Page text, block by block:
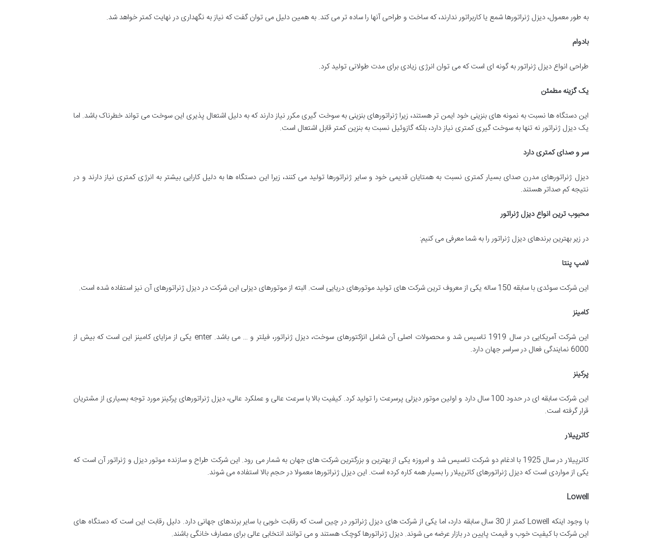
به طور معمول، دیزل ژنراتورها شمع یا کاربراتور ندارند، که ساخت و طراحی آنها را ساده تر می کند. به همین دلیل می توان گفت که نیاز به نگهداری در نهایت کمتر خواهد شد.
بادوام
طراحی انواع دیزل ژنراتور به گونه ای است که می توان انرژی زیادی برای مدت طولانی تولید کرد.
یک گزینه مطمئن
این دستگاه ها نسبت به نمونه های بنزینی خود ایمن تر هستند، زیرا ژنراتورهای بنزینی به سوخت گیری مکرر نیاز دارند که به دلیل اشتعال پذیری این سوخت می تواند خطرناک باشد. اما
یک دیزل ژنراتور نه تنها به سوخت گیری کمتری نیاز دارد، بلکه گازوئیل نسبت به بنزین کمتر قابل اشتعال است.
سر و صدای کمتری دارد
دیزل ژنراتورهای مدرن صدای بسیار کمتری نسبت به همتایان قدیمی خود و سایر ژنراتورها تولید می کنند، زیرا این دستگاه ها به دلیل کارایی بیشتر به انرژی کمتری نیاز دارند و در
نتیجه کم صداتر هستند.
محبوب ترین انواع دیزل ژنراتور
در زیر بهترین برندهای دیزل ژنراتور را به شما معرفی می کنیم:
لامپ پنتا
این شرکت سوئدی با سابقه 150 ساله یکی از معروف ترین شرکت های تولید موتورهای دریایی است. البته از موتورهای دیزلی این شرکت در دیزل ژنراتورهای آن نیز استفاده شده است.
کامینز
این شرکت آمریکایی در سال 1919 تاسیس شد و محصولات اصلی آن شامل انژکتورهای سوخت، دیزل ژنراتور، فیلتر و … می باشد. enter یکی از مزایای کامینز این است که بیش از
6000 نمایندگی فعال در سراسر جهان دارد.
پرکینز
این شرکت سابقه ای در حدود 100 سال دارد و اولین موتور دیزلی پرسرعت را تولید کرد. کیفیت بالا با سرعت عالی و عملکرد عالی، دیزل ژنراتورهای پرکینز مورد توجه بسیاری از مشتریان
قرار گرفته است.
کاترپیلار
کاترپیلار در سال 1925 با ادغام دو شرکت تاسیس شد و امروزه یکی از بهترین و بزرگترین شرکت های جهان به شمار می رود. این شرکت طراح و سازنده موتور دیزل و ژنراتور آن است که
یکی از مواردی است که دیزل ژنراتورهای کاترپیلار را بسیار همه کاره کرده است. این دیزل ژنراتورها معمولا در حجم بالا استفاده می شوند.
Lowell
با وجود اینکه Lowell کمتر از 30 سال سابقه دارد، اما یکی از شرکت های دیزل ژنراتور در چین است که رقابت خوبی با سایر برندهای جهانی دارد. دلیل رقابت این است که دستگاه های
این شرکت با کیفیت خوب و قیمت پایین در بازار عرضه می شوند. دیزل ژنراتورها کوچک هستند و می توانند انتخابی عالی برای مصارف خانگی باشند.